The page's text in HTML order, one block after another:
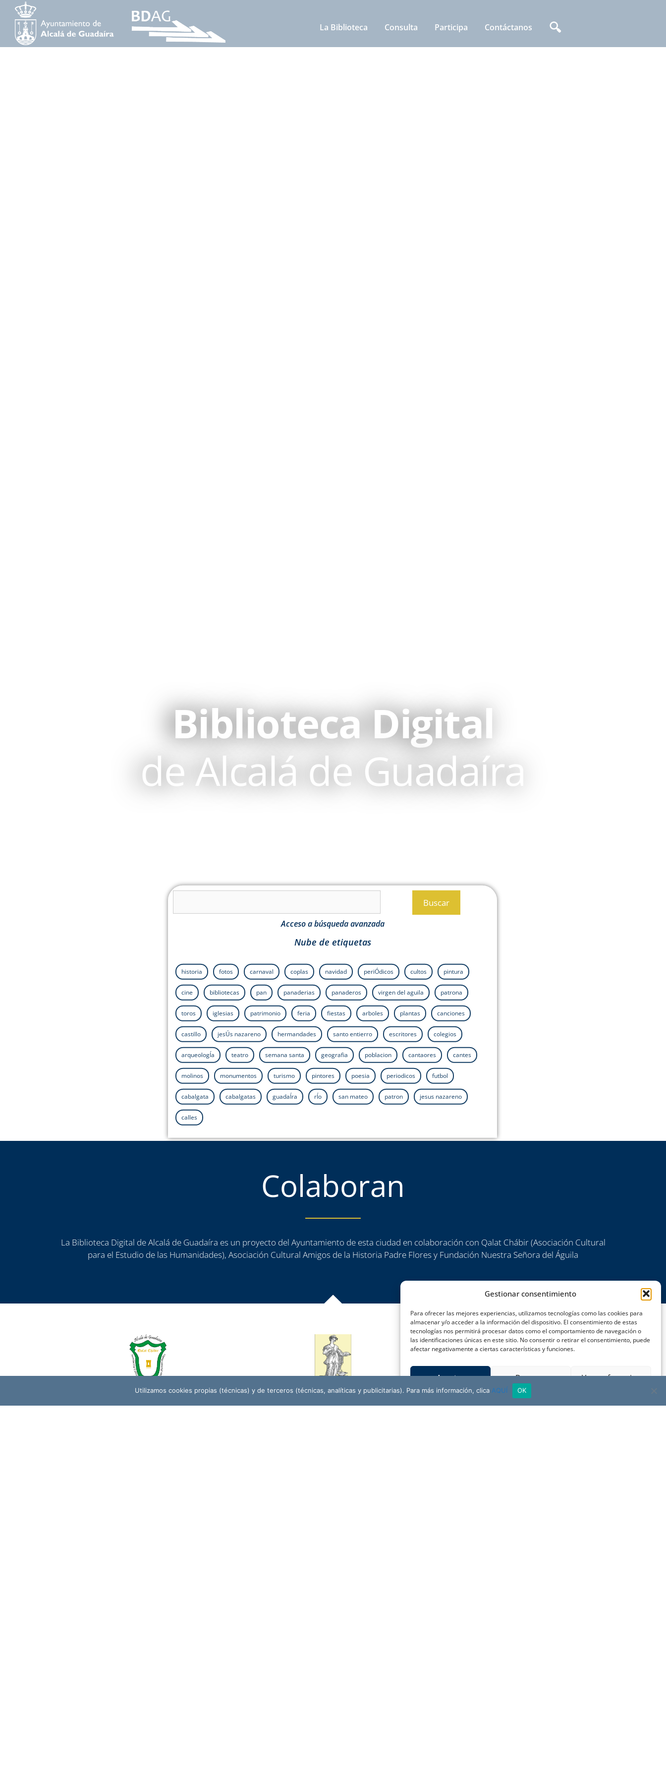
Gestionar consentimiento
Para ofrecer las mejores experiencias, utilizamos tecnologías como las cookies para
almacenar y/o acceder a la información del dispositivo. El consentimiento de estas
tecnologías nos permitirá procesar datos como el comportamiento de navegación o
las identificaciones únicas en este sitio. No consentir o retirar el consentimiento, puede
afectar negativamente a ciertas características y funciones.
Aceptar Denegar Ver preferencias
La Biblioteca Consulta Participa Contáctanos 🔍
Biblioteca Digital
de Alcalá de Guadaíra
Buscar
Acceso a búsqueda avanzada
Nube de etiquetas
historia fotos carnaval coplas navidad periÓdicos cultos pintura
cine bibliotecas pan panaderias panaderos virgen del aguila patrona
toros iglesias patrimonio feria fiestas arboles plantas canciones
castillo jesÚs nazareno hermandades santo entierro escritores colegios
arqueologÍa teatro semana santa geografia poblacion cantaores cantes
molinos monumentos turismo pintores poesia periodicos futbol
cabalgata cabalgatas guadaÍra rÍo san mateo patron jesus nazareno
calles
Colaboran
La Biblioteca Digital de Alcalá de Guadaíra es un proyecto del Ayuntamiento de esta ciudad en colaboración con Qalat Chábir (Asociación Cultural
para el Estudio de las Humanidades), Asociación Cultural Amigos de la Historia Padre Flores y Fundación Nuestra Señora del Águila
QALAT CHÁBIR (ASOCIACIÓN CULTURAL
ASOCIACIÓN CULTURAL
FUNDACIÓN
Utilizamos cookies propias (técnicas) y de terceros (técnicas, analíticas y publicitarias). Para más información, clica AQUÍ OK